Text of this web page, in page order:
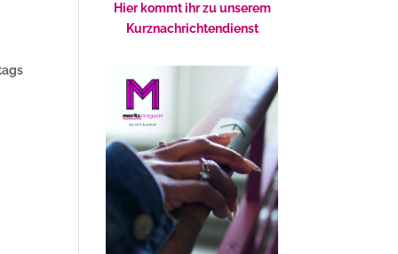
Hier kommt ihr zu unserem
Kurznachrichtendienst